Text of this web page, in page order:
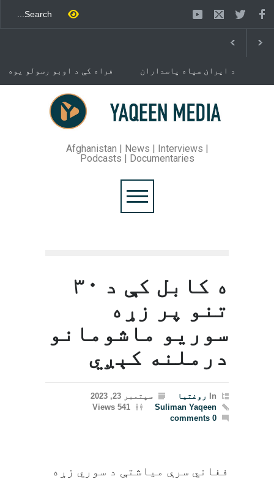
فراه کې د اوبو رسولو یوه
د ایران سپاه پاسداران
د تندلارې فلسطينۍ ډلې د
هنيه په
تهران کې وژل شوی دی.
خوست کې د غلام خان لار
بیرته خلاصه شوه
Afghanistan | News | Interviews |
Podcasts | Documentaries
ه کابل کې د ۳۰
تنو پر زړه
سوريو ماشومانو
درملنه کېږي
In روغتیا
سپتمبر 23, 2023
Suliman Yaqeen
541 Views
0 comments
فغاني سرې میاشتې د سوري زړه